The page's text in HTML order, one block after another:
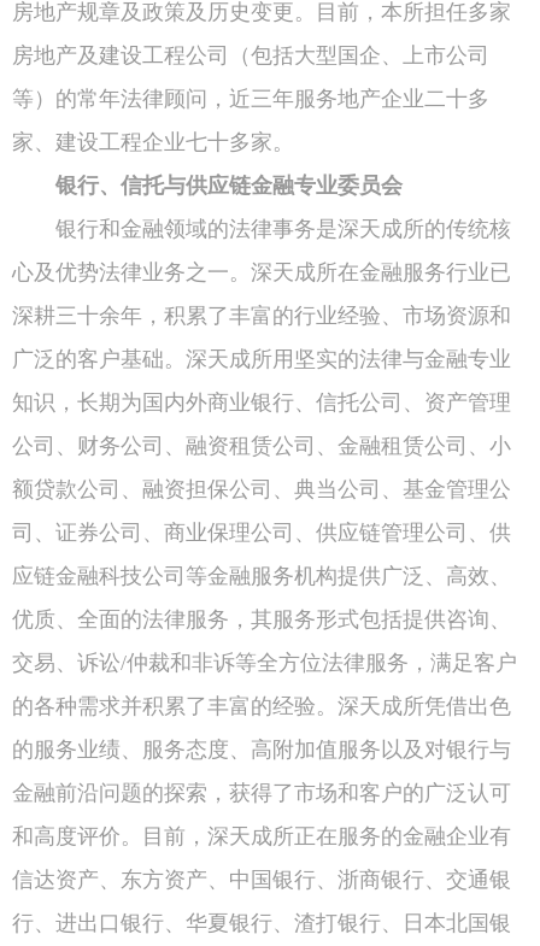
房地产规章及政策及历史变更。目前，本所担任多家
房地产及建设工程公司（包括大型国企、上市公司
等）的常年法律顾问，近三年服务地产企业二十多
家、建设工程企业七十多家。
银行、信托与供应链金融专业委员会
银行和金融领域的法律事务是深天成所的传统核
心及优势法律业务之一。深天成所在金融服务行业已
深耕三十余年，积累了丰富的行业经验、市场资源和
广泛的客户基础。深天成所用坚实的法律与金融专业
知识，长期为国内外商业银行、信托公司、资产管理
公司、财务公司、融资租赁公司、金融租赁公司、小
额贷款公司、融资担保公司、典当公司、基金管理公
司、证券公司、商业保理公司、供应链管理公司、供
应链金融科技公司等金融服务机构提供广泛、高效、
优质、全面的法律服务，其服务形式包括提供咨询、
交易、诉讼/仲裁和非诉等全方位法律服务，满足客户
的各种需求并积累了丰富的经验。深天成所凭借出色
的服务业绩、服务态度、高附加值服务以及对银行与
金融前沿问题的探索，获得了市场和客户的广泛认可
和高度评价。目前，深天成所正在服务的金融企业有
信达资产、东方资产、中国银行、浙商银行、交通银
行、进出口银行、华夏银行、渣打银行、日本北国银